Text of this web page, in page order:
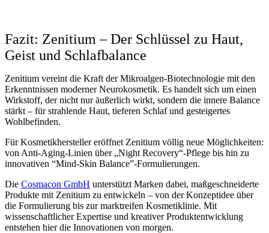
Fazit: Zenitium – Der Schlüssel zu Haut,
Geist und Schlafbalance
Zenitium vereint die Kraft der Mikroalgen-Biotechnologie mit den
Erkenntnissen moderner Neurokosmetik. Es handelt sich um einen
Wirkstoff, der nicht nur äußerlich wirkt, sondern die innere Balance
stärkt – für strahlende Haut, tieferen Schlaf und gesteigertes
Wohlbefinden.
Für Kosmetikhersteller eröffnet Zenitium völlig neue Möglichkeiten:
von Anti-Aging-Linien über „Night Recovery“-Pflege bis hin zu
innovativen “Mind-Skin Balance”-Formulierungen.
Die Cosmacon GmbH unterstützt Marken dabei, maßgeschneiderte
Produkte mit Zenitium zu entwickeln – von der Konzeptidee über
die Formulierung bis zur marktreifen Kosmetiklinie. Mit
wissenschaftlicher Expertise und kreativer Produktentwicklung
entstehen hier die Innovationen von morgen.